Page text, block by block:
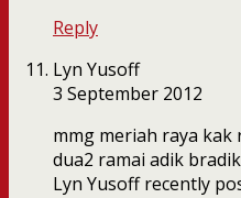
Reply
Lyn Yusoff
3 September 2012
mmg meriah raya kak
dua2 ramai adik
Lyn Yusoff recently